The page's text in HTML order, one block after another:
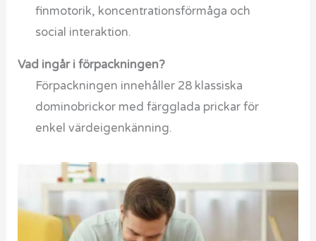
finmotorik, koncentrationsförmåga och
social interaktion.
Vad ingår i förpackningen?
Förpackningen innehåller 28 klassiska
dominobrickor med färgglada prickar för
enkel värdeigenkänning.